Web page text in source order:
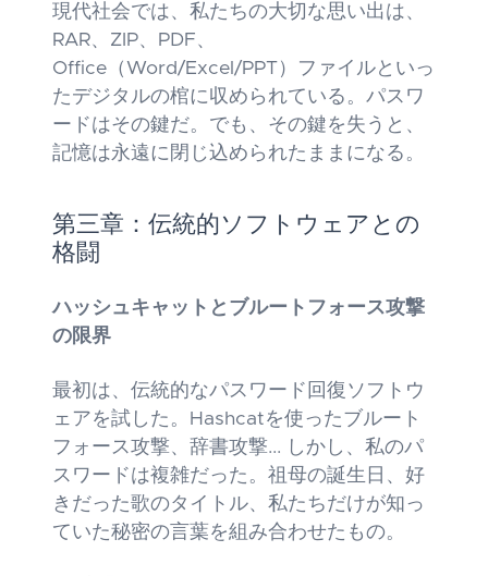
現代社会では、私たちの大切な思い出は、
RAR、ZIP、PDF、
Office（Word/Excel/PPT）ファイルといっ
たデジタルの棺に収められている。パスワ
ードはその鍵だ。でも、その鍵を失うと、
記憶は永遠に閉じ込められたままになる。
第三章：伝統的ソフトウェアとの
格闘
ハッシュキャットとブルートフォース攻撃
の限界
最初は、伝統的なパスワード回復ソフトウ
ェアを試した。Hashcatを使ったブルート
フォース攻撃、辞書攻撃... しかし、私のパ
スワードは複雑だった。祖母の誕生日、好
きだった歌のタイトル、私たちだけが知っ
ていた秘密の言葉を組み合わせたもの。